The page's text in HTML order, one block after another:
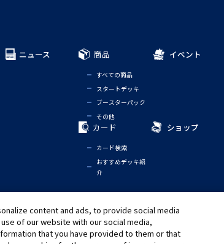
ニュース 商品
すべての商品
スタートデッキ
ブースターパック
その他
イベント
カード
カード検索
おすすめデッキ紹
介
ショップ
ーティスグローバルエントランス
content and ads, to provide social media
of our website with our social media,
that you have provided to them or that